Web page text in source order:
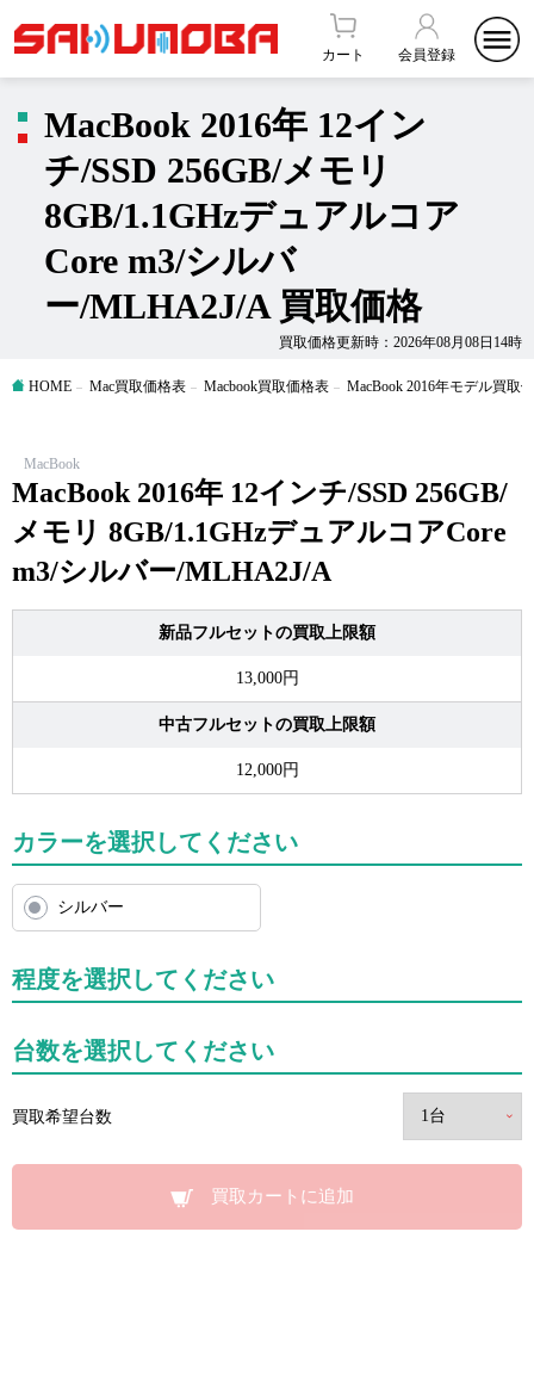
カート 会員登録
買取価格更新時：2026年08月08日14時
MacBook 2016年 12イン
チ/SSD 256GB/メモリ
8GB/1.1GHzデュアルコア
Core m3/シルバ
ー/MLHA2J/A 買取価格
HOME Mac買取価格表 Macbook買取価格表 MacBook 2016年モデル買取
MacBook
MacBook 2016年 12インチ/SSD 256GB/
メモリ 8GB/1.1GHzデュアルコアCore
m3/シルバー/MLHA2J/A
新品フルセットの買取上限額
13,000円
中古フルセットの買取上限額
12,000円
カラーを選択してください
シルバー
程度を選択してください
台数を選択してください
買取希望台数
買取カートに追加